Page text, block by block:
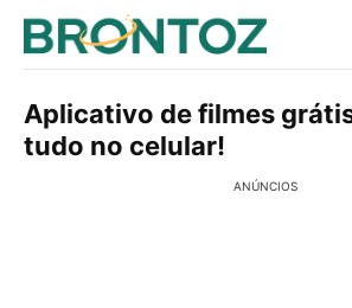
Aplicativo de filmes
tudo no celular!
ANÚNCIOS